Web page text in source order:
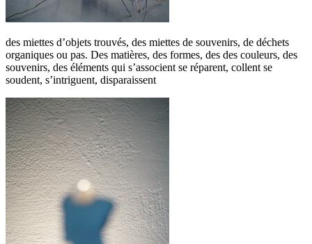
des miettes d’objets trouvés, des miettes de souvenirs, de déchets
organiques ou pas. Des matières, des formes, des des couleurs, des
souvenirs, des éléments qui s’associent se réparent, collent se
soudent, s’intriguent, disparaissent